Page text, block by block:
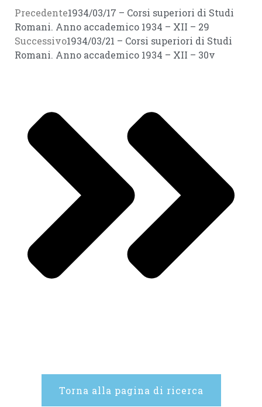
Precedente1934/03/17 – Corsi superiori di Studi
Romani. Anno accademico 1934 – XII – 29
Successivo1934/03/21 – Corsi superiori di Studi
Romani. Anno accademico 1934 – XII – 30v
Torna alla pagina di ricerca